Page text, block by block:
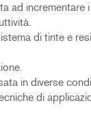
ad incrementare
di tinte e
in diverse
di